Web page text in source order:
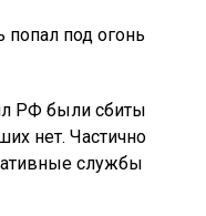
попал под огонь
РФ были сбиты
нет. Частично
службы